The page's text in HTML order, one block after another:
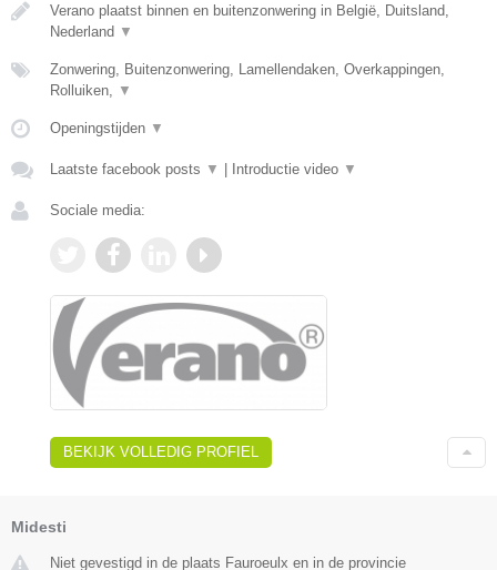
Verano plaatst binnen en buitenzonwering in België, Duitsland,
Nederland ▼
Zonwering, Buitenzonwering, Lamellendaken, Overkappingen,
Rolluiken,
▼
Openingstijden ▼
Laatste facebook posts ▼ | Introductie video ▼
Sociale media:
BEKIJK VOLLEDIG PROFIEL
Midesti
Niet gevestigd in de plaats Fauroeulx en in de provincie